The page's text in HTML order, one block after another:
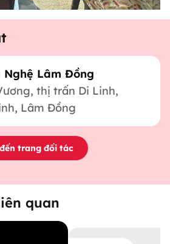
Nghệ Lâm Đồng
thị trấn Di Linh,
Lâm Đồng
trang đối tác
quan